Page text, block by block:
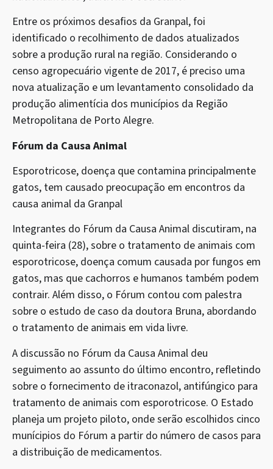
Entre os próximos desafios da Granpal, foi
identificado o recolhimento de dados atualizados
sobre a produção rural na região. Considerando o
censo agropecuário vigente de 2017, é preciso uma
nova atualização e um levantamento consolidado da
produção alimentícia dos municípios da Região
Metropolitana de Porto Alegre.
Fórum da Causa Animal
Esporotricose, doença que contamina principalmente
gatos, tem causado preocupação em encontros da
causa animal da Granpal
Integrantes do Fórum da Causa Animal discutiram, na
quinta-feira (28), sobre o tratamento de animais com
esporotricose, doença comum causada por fungos em
gatos, mas que cachorros e humanos também podem
contrair. Além disso, o Fórum contou com palestra
sobre o estudo de caso da doutora Bruna, abordando
o tratamento de animais em vida livre.
A discussão no Fórum da Causa Animal deu
seguimento ao assunto do último encontro, refletindo
sobre o fornecimento de itraconazol, antifúngico para
tratamento de animais com esporotricose. O Estado
planeja um projeto piloto, onde serão escolhidos cinco
munícipios do Fórum a partir do número de casos para
a distribuição de medicamentos.